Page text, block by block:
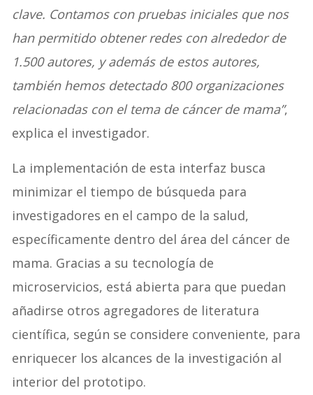
clave. Contamos con pruebas iniciales que nos
han permitido obtener redes con alrededor de
1.500 autores, y además de estos autores,
también hemos detectado 800 organizaciones
relacionadas con el tema de cáncer de mama”,
explica el investigador.
La implementación de esta interfaz busca
minimizar el tiempo de búsqueda para
investigadores en el campo de la salud,
específicamente dentro del área del cáncer de
mama. Gracias a su tecnología de
microservicios, está abierta para que puedan
añadirse otros agregadores de literatura
científica, según se considere conveniente, para
enriquecer los alcances de la investigación al
interior del prototipo.